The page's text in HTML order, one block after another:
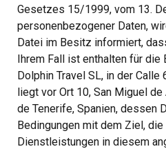
Gesetzes 15/1999, vom 13.
personenbezogener Daten,
Datei im Besitz informiert,
Ihrem Fall ist enthalten für die
Dolphin Travel SL, in der
liegt vor Ort 10, San Miguel de
de Tenerife, Spanien, dessen
Bedingungen mit dem Ziel, die
Dienstleistungen in diesem